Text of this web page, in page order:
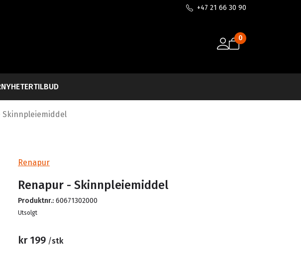
+47 21 66 30 90
0
NYHETERTILBUD
Skinnpleiemiddel
Renapur
Renapur - Skinnpleiemiddel
Produktnr.: 60671302000
Lager
Utsolgt
kr 199 /stk